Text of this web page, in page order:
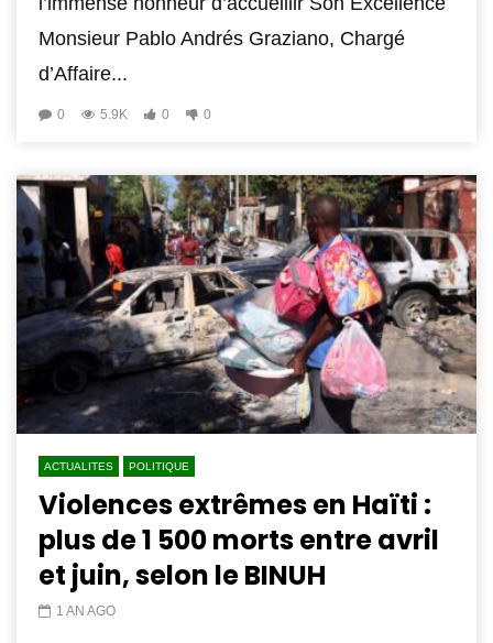
Monsieur Pablo Andrés Graziano, Chargé
d’Affaire...
0 5.9K 0 0
ACTUALITES POLITIQUE
Violences extrêmes en Haïti :
plus de 1 500 morts entre avril
et juin, selon le BINUH
1 AN AGO